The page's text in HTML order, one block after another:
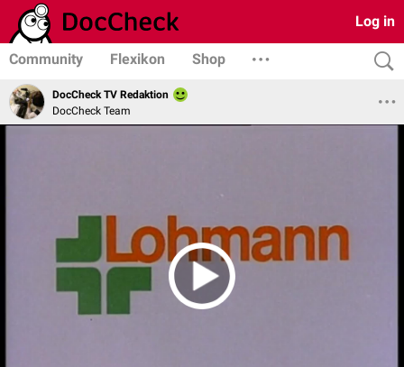
Log in
Community Flexikon Shop
DocCheck TV Redaktion
DocCheck Team